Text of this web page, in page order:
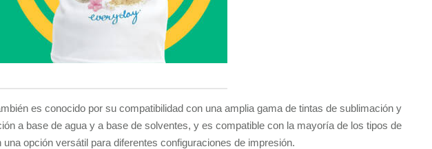
es conocido por su compatibilidad con una amplia gama de tintas de sublimación y
a base de agua y a base de solventes, y es compatible con la mayoría de los tipos de
opción versátil para diferentes configuraciones de impresión.